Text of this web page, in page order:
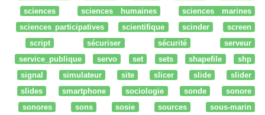
sciences
sciences humaines
sciences marines
sciences participatives
scientifique scinder
screen
script
sécuriser sécurité
serveur
service_publique
servo set sets shapefile
shp
signal
simulateur site slicer slide
slider
slides
smartphone sociologie sonde
sonore
sonores
sons sosie sources
sous-marin